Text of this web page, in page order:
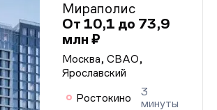
Мираполис
От 10,1 до 73,9
млн ₽
Москва, СВАО,
Ярославский
Ростокино
3
минуты